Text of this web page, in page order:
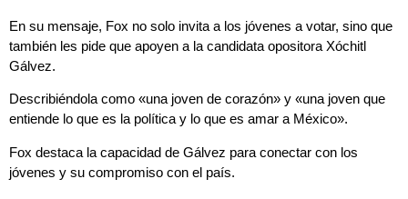
En su mensaje, Fox no solo invita a los jóvenes a votar, sino que
también les pide que apoyen a la candidata opositora Xóchitl
Gálvez.
Describiéndola como «una joven de corazón» y «una joven que
entiende lo que es la política y lo que es amar a México».
Fox destaca la capacidad de Gálvez para conectar con los
jóvenes y su compromiso con el país.